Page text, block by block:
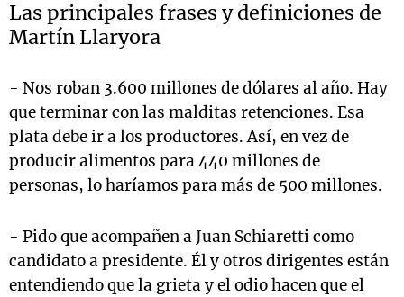
Las principales frases y definiciones de
Martín Llaryora
- Nos roban 3.600 millones de dólares al año. Hay
que terminar con las malditas retenciones. Esa
plata debe ir a los productores. Así, en vez de
producir alimentos para 440 millones de
personas, lo haríamos para más de 500 millones.
- Pido que acompañen a Juan Schiaretti como
candidato a presidente. Él y otros dirigentes están
entendiendo que la grieta y el odio hacen que el